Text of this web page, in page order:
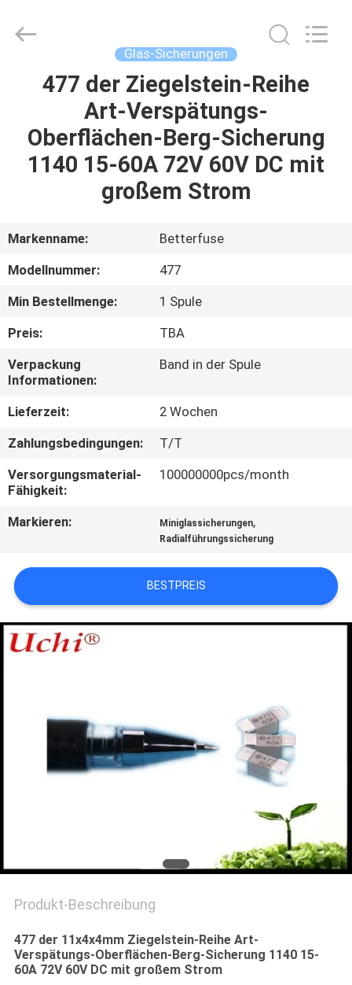
HAUS
PRODUKTE
ÜBER
FABRIK-
AUSFLUG
QUALITÄTSKONTROLLE
TRETEN
SIE
MIT
IN
VERBINDUNG
NACHRICHTEN
SIE EIN
POLICY
Co.,Ltd.
Glas-Sicherungen
477 der Ziegelstein-Reihe
Art-Verspätungs-
Oberflächen-Berg-Sicherung
1140 15-60A 72V 60V DC mit
großem Strom
Markenname:
Betterfuse
Modellnummer:
477
Min Bestellmenge:
1 Spule
Preis:
TBA
Verpackung
Informationen:
Band in der Spule
Lieferzeit:
2 Wochen
Zahlungsbedingungen:
T/T
Versorgungsmaterial-
Fähigkeit:
100000000pcs/month
Markieren: Miniglassicherungen,
Radialführungssicherung
BESTPREIS
Produkt-Beschreibung
477 der 11x4x4mm Ziegelstein-Reihe Art-
Verspätungs-Oberflächen-Berg-Sicherung 1140 15-
60A 72V 60V DC mit großem Strom